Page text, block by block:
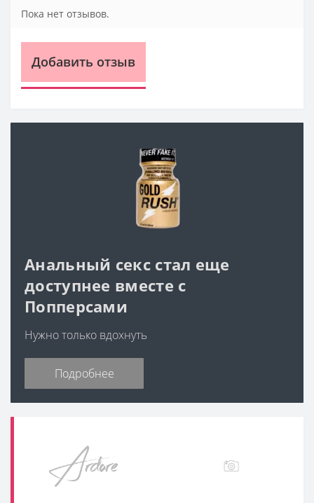
Пока нет отзывов.
Добавить отзыв
Анальный секс стал еще
доступнее вместе с
Попперсами
Нужно только вдохнуть
Подробнее